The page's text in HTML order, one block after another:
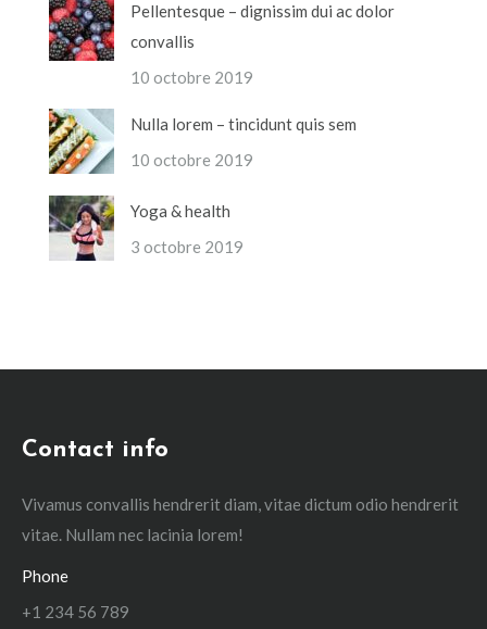
Pellentesque – dignissim dui ac dolor
convallis
10 octobre 2019
Nulla lorem – tincidunt quis sem
10 octobre 2019
Yoga & health
3 octobre 2019
Contact info
Vivamus convallis hendrerit diam, vitae dictum odio hendrerit
vitae. Nullam nec lacinia lorem!
Phone
+1 234 56 789